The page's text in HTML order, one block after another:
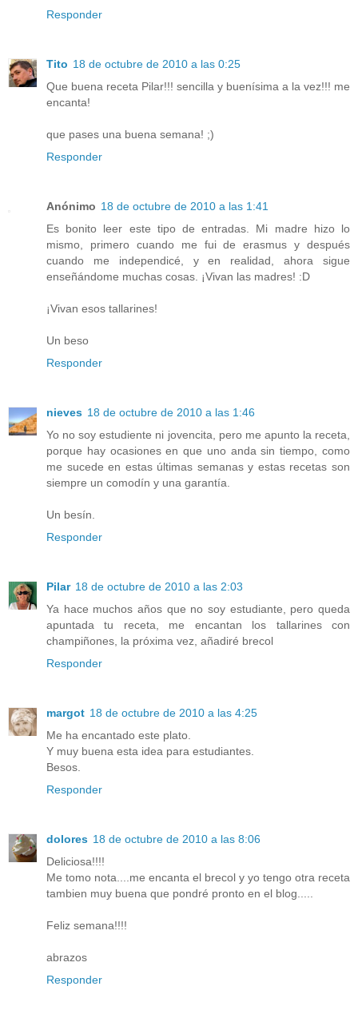
Responder
Tito 18 de octubre de 2010 a las 0:25
Que buena receta Pilar!!! sencilla y buenísima a la vez!!! me
encanta!
que pases una buena semana! ;)
Responder
Anónimo 18 de octubre de 2010 a las 1:41
Es bonito leer este tipo de entradas. Mi madre hizo lo
mismo, primero cuando me fui de erasmus y después
cuando me independicé, y en realidad, ahora sigue
enseñándome muchas cosas. ¡Vivan las madres! :D
¡Vivan esos tallarines!
Un beso
Responder
nieves 18 de octubre de 2010 a las 1:46
Yo no soy estudiente ni jovencita, pero me apunto la receta,
porque hay ocasiones en que uno anda sin tiempo, como
me sucede en estas últimas semanas y estas recetas son
siempre un comodín y una garantía.
Un besín.
Responder
Pilar 18 de octubre de 2010 a las 2:03
Ya hace muchos años que no soy estudiante, pero queda
apuntada tu receta, me encantan los tallarines con
champiñones, la próxima vez, añadiré brecol
Responder
margot 18 de octubre de 2010 a las 4:25
Me ha encantado este plato.
Y muy buena esta idea para estudiantes.
Besos.
Responder
dolores 18 de octubre de 2010 a las 8:06
Deliciosa!!!!
Me tomo nota....me encanta el brecol y yo tengo otra receta
tambien muy buena que pondré pronto en el blog.....
Feliz semana!!!!
abrazos
Responder